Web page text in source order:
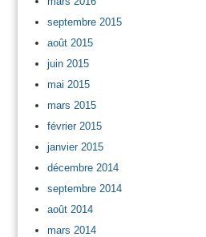
septembre 2015
août 2015
juin 2015
mai 2015
mars 2015
février 2015
janvier 2015
décembre 2014
septembre 2014
août 2014
mars 2014